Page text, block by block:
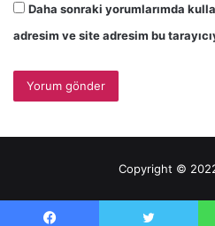
Daha sonraki yorumlarımda
adresim ve site adresim bu
Copyright ©